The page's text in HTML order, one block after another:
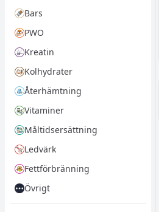
Bars
PWO
Kreatin
Kolhydrater
Återhämtning
Vitaminer
Måltidsersättning
Ledvärk
Fettförbränning
Övrigt